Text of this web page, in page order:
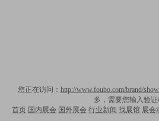
您正在访问： http://www.foubo.com/brand/
多，需要您输入验证
首页 国内展会 国外展会 行业新闻 找展馆 展会